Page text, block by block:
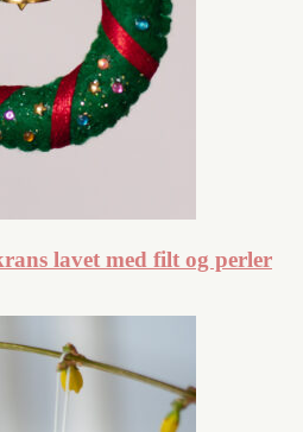
lavet med filt og perler